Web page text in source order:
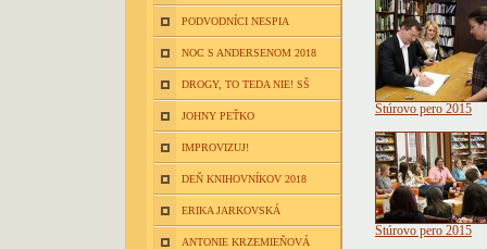
PODVODNÍCI NESPIA
NOC S ANDERSENOM 2018
DROGY, TO TEDA NIE! SŠ
JOHNY PEŤKO
IMPROVIZUJ!
DEŇ KNIHOVNÍKOV 2018
ERIKA JARKOVSKÁ
ANTONIE KRZEMIEŇOVÁ
Štúrovo pero 2015
Štúrovo pero 2015